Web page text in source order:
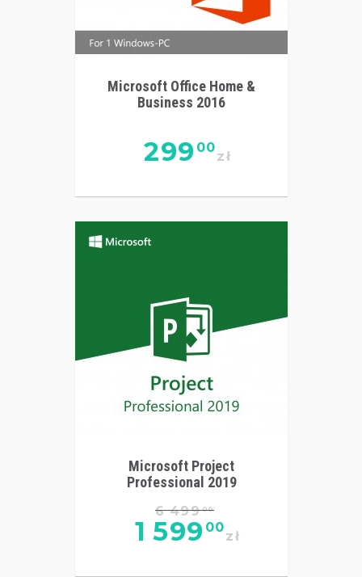
Microsoft Office Home &
Business 2016
299 00
zł
Microsoft Project
Professional 2019
6 49900
1 599 00
zł